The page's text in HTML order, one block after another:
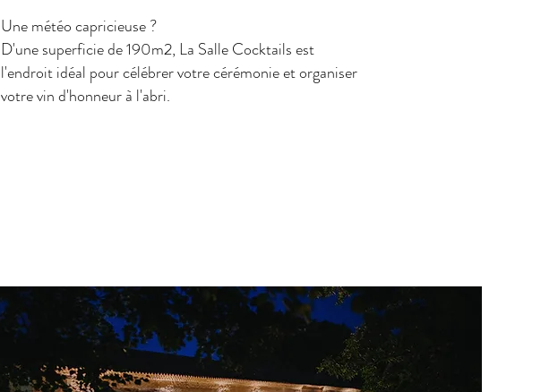
Une météo capricieuse ?
D'une superficie de 190m2, La Salle Cocktails est
l'endroit idéal pour célébrer votre cérémonie et organiser
votre vin d'honneur à l'abri.